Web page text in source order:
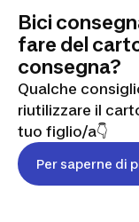
Bici
fare del
consegna?
Qualche
riutilizzare il
tuo figlio/a👇
Per saperne di